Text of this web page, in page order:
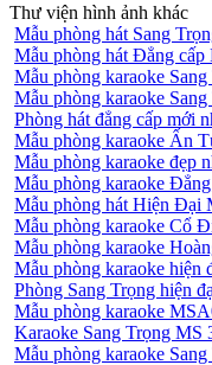
Thư viện hình ảnh khác
Mẫu phòng hát Sang
Mẫu phòng hát Đẳng cấp
Mẫu phòng karaoke
Mẫu phòng karaoke
Phòng hát đẳng cấp mới
Mẫu phòng karaoke Ấn
Mẫu phòng karaoke đẹp
Mẫu phòng karaoke
Mẫu phòng hát Hiện Đại
Mẫu phòng karaoke Cổ
Mẫu phòng karaoke
Mẫu phòng karaoke hiện
Phòng Sang Trọng hiện
Mẫu phòng karaoke
Karaoke Sang Trọng MS
Mẫu phòng karaoke